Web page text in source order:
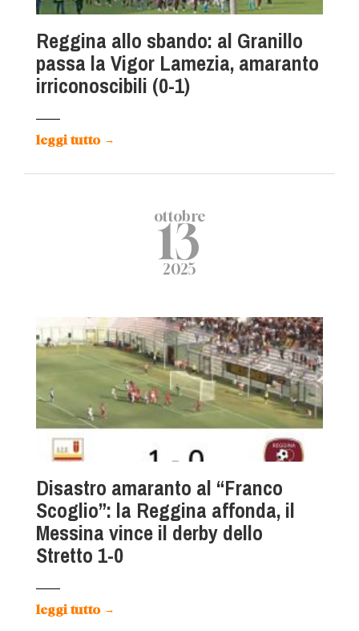
Reggina allo sbando: al Granillo
passa la Vigor Lamezia, amaranto
irriconoscibili (0-1)
leggi tutto →
ottobre
13
2025
Disastro amaranto al “Franco
Scoglio”: la Reggina affonda, il
Messina vince il derby dello
Stretto 1-0
leggi tutto →